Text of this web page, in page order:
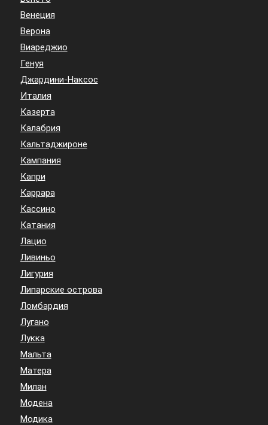
Венеция
Верона
Виареджио
Генуя
Джардини-Наксос
Италия
Казерта
Калабрия
Кальтаджироне
Кампания
Капри
Каррара
Кассино
Катания
Лацио
Ливиньо
Лигурия
Липарские острова
Ломбардия
Лугано
Лукка
Мальта
Матера
Милан
Модена
Модика